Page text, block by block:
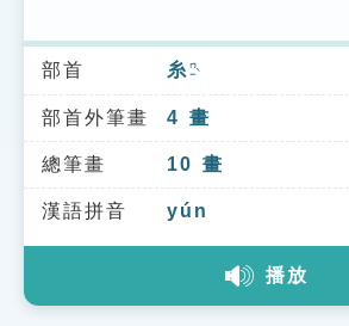
索引選單
知識索引
單字索引
生命大百科索引
部首 糸 ㄇㄧˋ
部首外筆畫 4 畫
總筆畫 10 畫
漢語拼音 yún
播放